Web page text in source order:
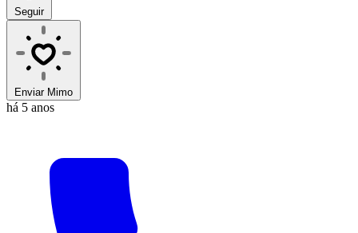
Seguir
Enviar Mimo
há 5 anos